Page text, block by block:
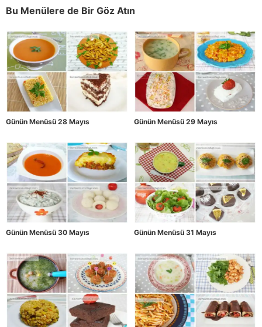
Bu Menülere de Bir Göz Atın
Günün Menüsü 28 Mayıs Günün Menüsü 29 Mayıs
Günün Menüsü 30 Mayıs Günün Menüsü 31 Mayıs